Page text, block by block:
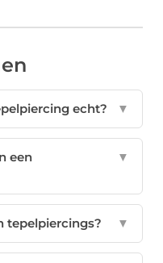
echt? ▼
een
▼
tepelpiercings? ▼